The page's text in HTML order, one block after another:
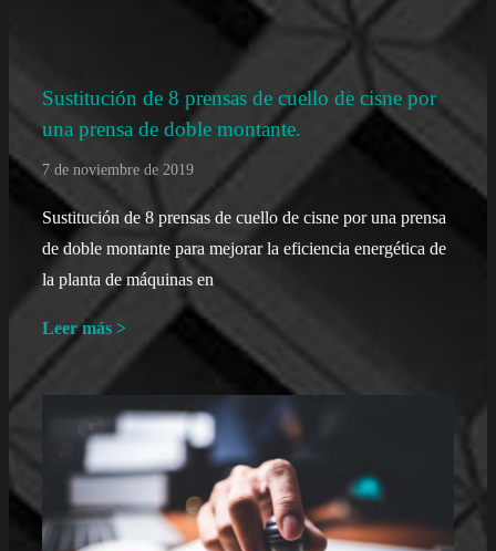
Sustitución de 8 prensas de cuello de cisne por
una prensa de doble montante.
7 de noviembre de 2019
Sustitución de 8 prensas de cuello de cisne por una prensa
de doble montante para mejorar la eficiencia energética de
la planta de máquinas en
Leer más >